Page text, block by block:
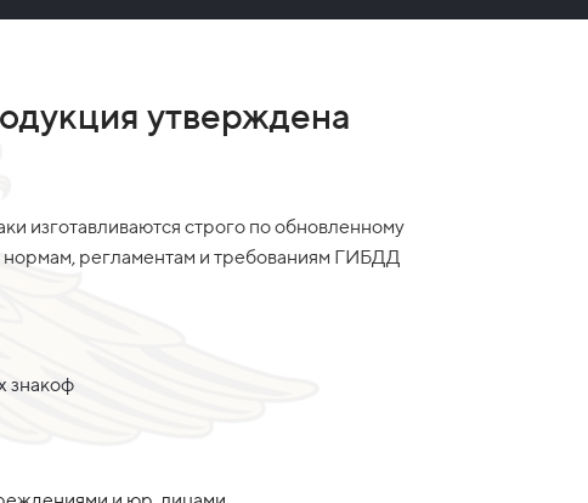
утверждена
изготавливаются строго по обновленному
регламентам и требованиям ГИБДД
знакоф